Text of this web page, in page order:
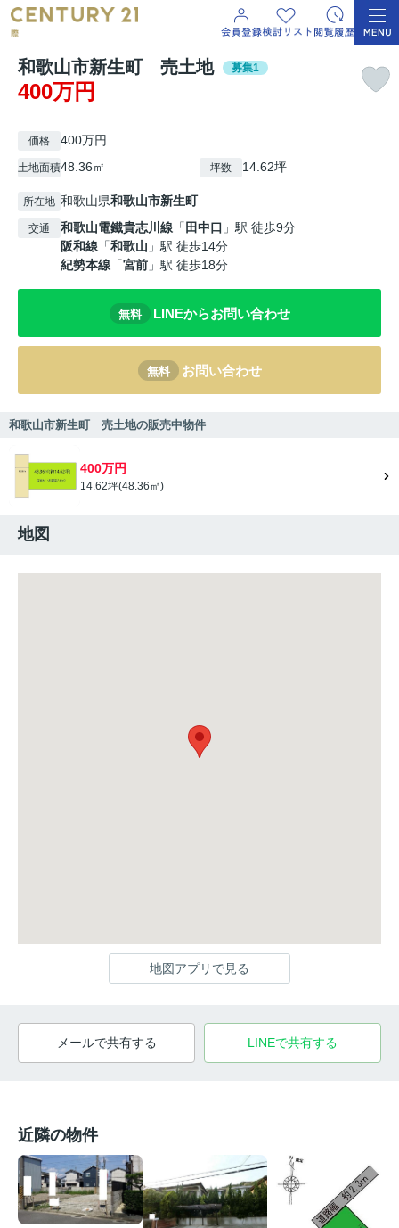
和歌山市新生町 売土地 募集1
400万円
価格 400万円
土地面積48.36㎡ 坪数 14.62坪
所在地 和歌山県和歌山市新生町
交通 和歌山電鐵貴志川線 「 田中口 」駅 徒歩9分
阪和線 「和歌山 」駅 徒歩14分
紀勢本線 「宮前 」駅 徒歩18分
無料 LINEからお問い合わせ
無料 お問い合わせ
和歌山市新生町 売土地の販売中物件
400万円
14.62坪(48.36㎡)
地図
地図アプリで見る
メールで共有する LINEで共有する
近隣の物件